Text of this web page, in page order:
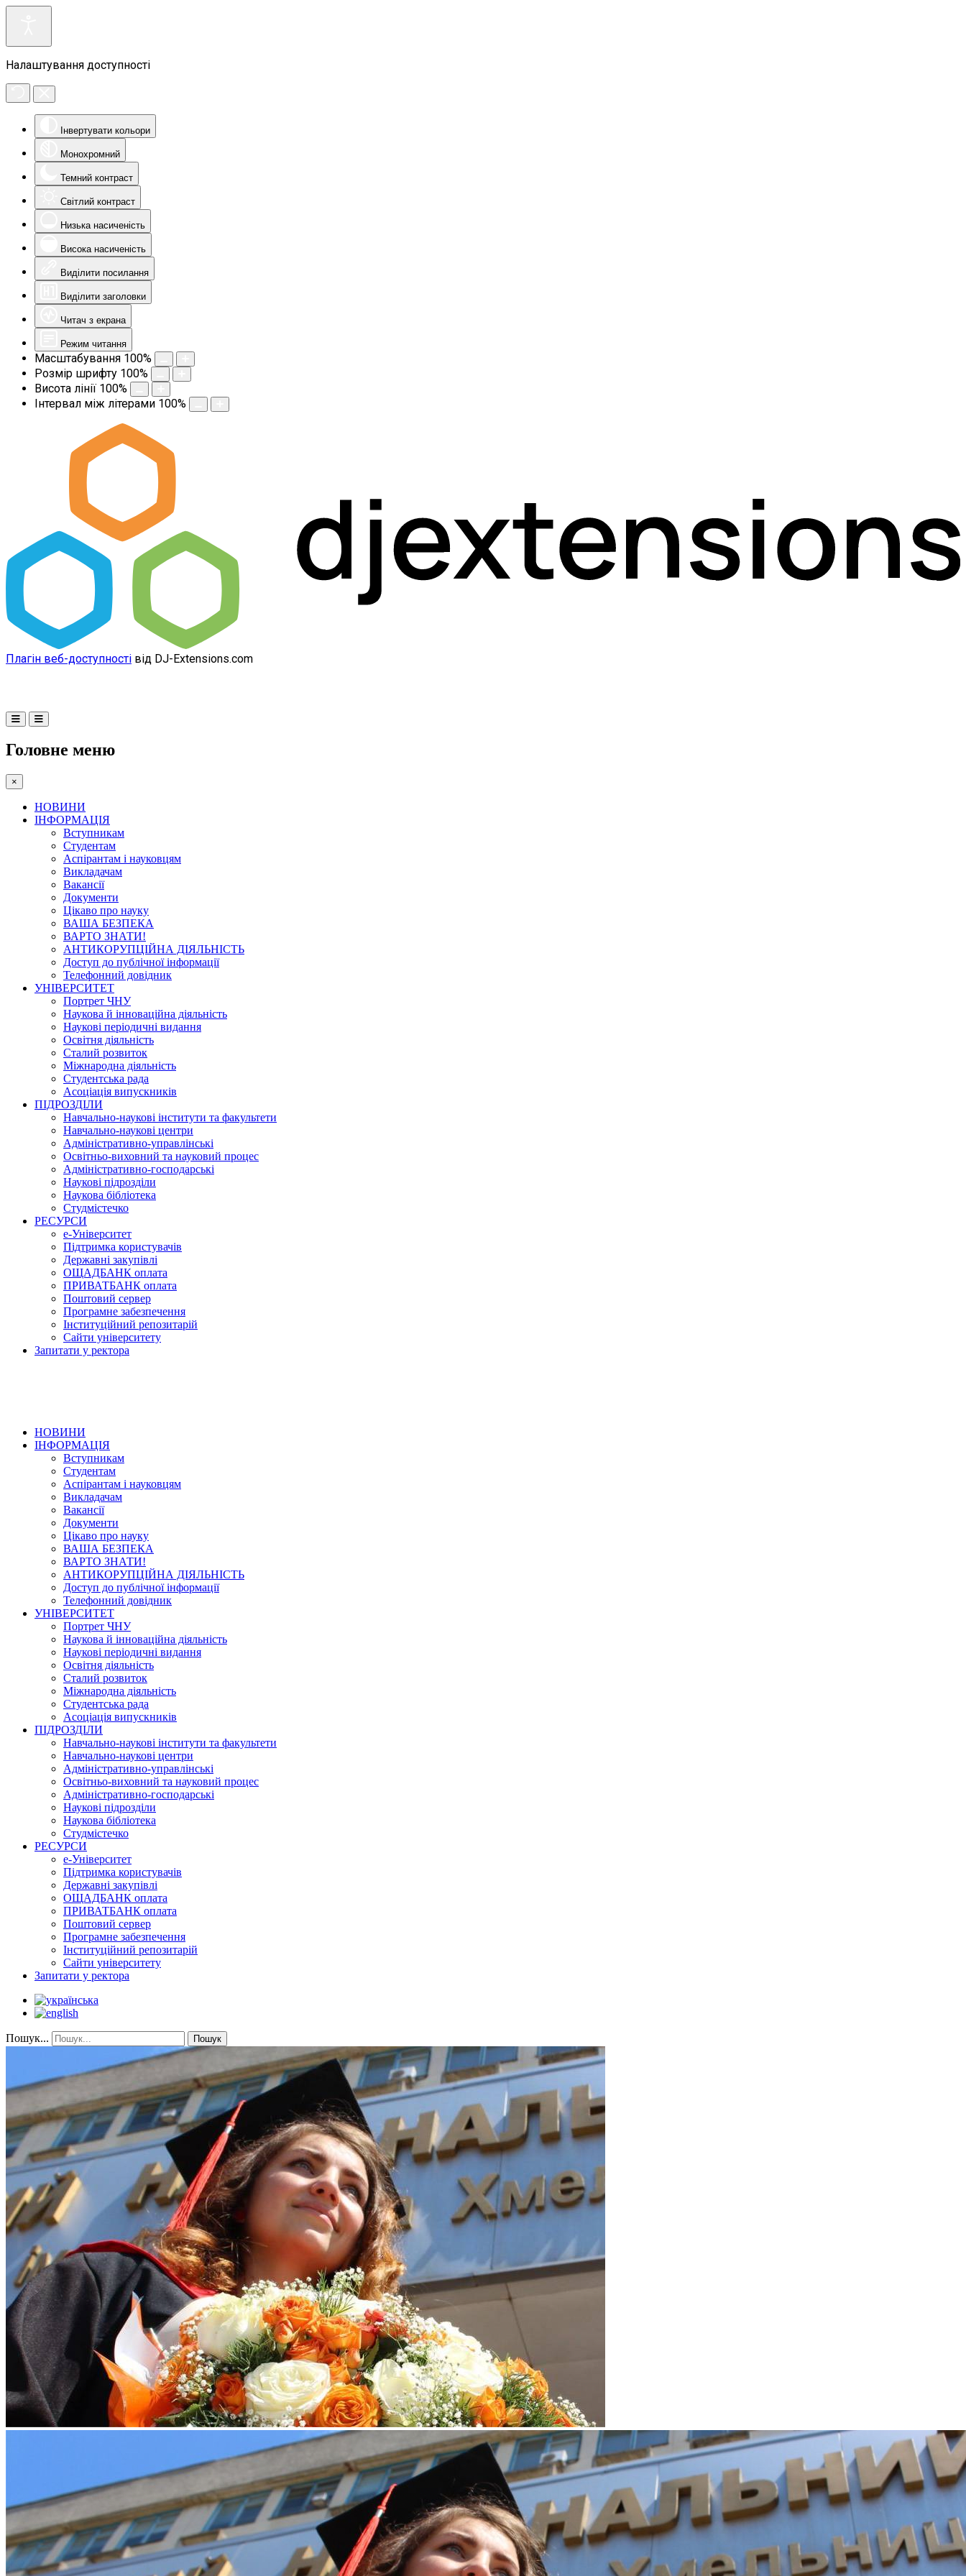
Налаштування доступності
Інвертувати кольори
Монохромний
Темний контраст
Світлий контраст
Низька насиченість
Висока насиченість
Виділити посилання
Виділити заголовки
Читач з екрана
Режим читання
Масштабування 100%
Розмір шрифту 100%
Висота лінії 100%
Інтервал між літерами 100%
Плагін веб-доступності від DJ-Extensions.com
Головне меню
×
НОВИНИ
ІНФОРМАЦІЯ
Вступникам
Студентам
Аспірантам і науковцям
Викладачам
Вакансії
Документи
Цікаво про науку
ВАША БЕЗПЕКА
ВАРТО ЗНАТИ!
АНТИКОРУПЦІЙНА ДІЯЛЬНІСТЬ
Доступ до публічної інформації
Телефонний довідник
УНІВЕРСИТЕТ
Портрет ЧНУ
Наукова й інноваційна діяльність
Наукові періодичні видання
Освітня діяльність
Сталий розвиток
Міжнародна діяльність
Студентська рада
Асоціація випускників
ПІДРОЗДІЛИ
Навчально-наукові інститути та факультети
Навчально-наукові центри
Адміністративно-управлінські
Освітньо-виховний та науковий процес
Адміністративно-господарські
Наукові підрозділи
Наукова бібліотека
Студмістечко
РЕСУРСИ
е-Університет
Підтримка користувачів
Державні закупівлі
ОЩАДБАНК оплата
ПРИВАТБАНК оплата
Поштовий сервер
Програмне забезпечення
Інституційний репозитарій
Сайти університету
Запитати у ректора
НОВИНИ
ІНФОРМАЦІЯ
Вступникам
Студентам
Аспірантам і науковцям
Викладачам
Вакансії
Документи
Цікаво про науку
ВАША БЕЗПЕКА
ВАРТО ЗНАТИ!
АНТИКОРУПЦІЙНА ДІЯЛЬНІСТЬ
Доступ до публічної інформації
Телефонний довідник
УНІВЕРСИТЕТ
Портрет ЧНУ
Наукова й інноваційна діяльність
Наукові періодичні видання
Освітня діяльність
Сталий розвиток
Міжнародна діяльність
Студентська рада
Асоціація випускників
ПІДРОЗДІЛИ
Навчально-наукові інститути та факультети
Навчально-наукові центри
Адміністративно-управлінські
Освітньо-виховний та науковий процес
Адміністративно-господарські
Наукові підрозділи
Наукова бібліотека
Студмістечко
РЕСУРСИ
е-Університет
Підтримка користувачів
Державні закупівлі
ОЩАДБАНК оплата
ПРИВАТБАНК оплата
Поштовий сервер
Програмне забезпечення
Інституційний репозитарій
Сайти університету
Запитати у ректора
Пошук... Пошук